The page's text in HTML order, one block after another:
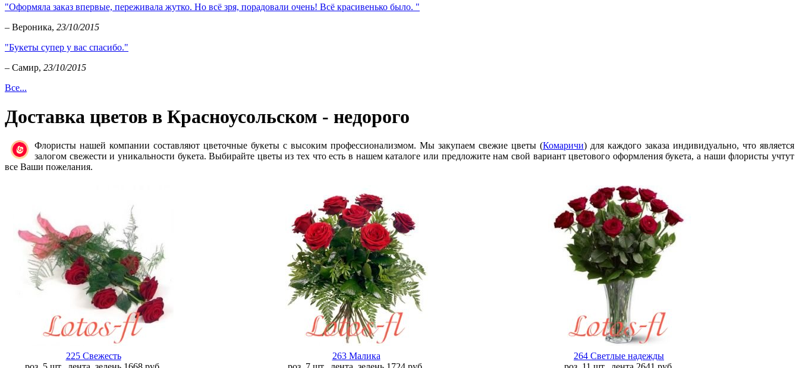
"Оформяла заказ впервые, переживала жутко. Но всё зря, порадовали очень! Всё красивенько было. "
– Вероника, 23/10/2015
"Букеты супер у вас спасибо."
– Самир, 23/10/2015
Все...
Доставка цветов в Красноусольском - недорого
Флористы нашей компании составляют цветочные букеты с высоким профессионализмом. Мы закупаем свежие цветы (Комаричи) для каждого заказа индивидуально, что является
залогом свежести и уникальности букета. Выбирайте цветы из тех что есть в нашем каталоге или предложите нам свой вариант цветового оформления букета, а наши флористы учтут
все Ваши пожелания.
225 Свежесть
263 Малика
264 Светлые надежды